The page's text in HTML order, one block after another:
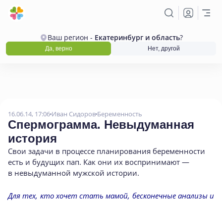
Ваш регион - Екатеринбург и область?
Да, верно Нет, другой
16.06.14, 17:06 Иван Сидоров Беременность
Спермограмма. Невыдуманная
история
Свои задачи в процессе планирования беременности
есть и будущих пап. Как они их воспринимают —
в невыдуманной мужской истории.
Для тех, кто хочет стать мамой, бесконечные анализы и